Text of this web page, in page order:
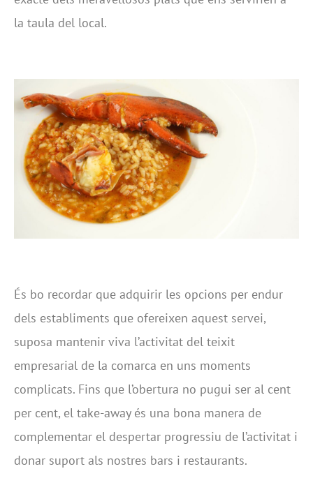
la taula del local.
És bo recordar que adquirir les opcions per endur
dels establiments que ofereixen aquest servei,
suposa mantenir viva l’activitat del teixit
empresarial de la comarca en uns moments
complicats. Fins que l’obertura no pugui ser al cent
per cent, el take-away és una bona manera de
complementar el despertar progressiu de l’activitat i
donar suport als nostres bars i restaurants.